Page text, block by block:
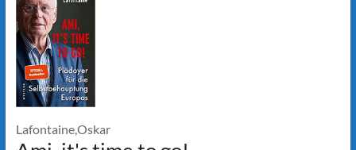
Lafontaine,Oskar